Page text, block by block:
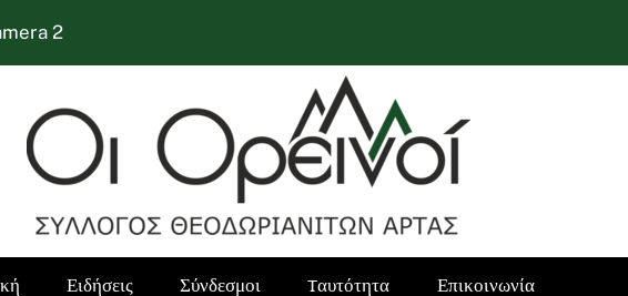
2
Ειδήσεις Σύνδεσμοι Tαυτότητα Επικοινωνία